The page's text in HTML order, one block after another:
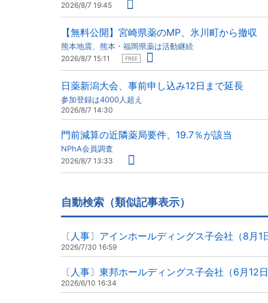
2026/8/7 19:45
【無料公開】宮崎県薬のMP、氷川町から撤収
熊本地震、熊本・福岡県薬は活動継続
2026/8/7 15:11 FREE
日薬新潟大会、事前申し込み12日まで延長
参加登録は4000人超え
2026/8/7 14:30
門前減算の近隣薬局要件、19.7％が該当
NPhA会員調査
2026/8/7 13:33
自動検索（類似記事表示）
〔人事〕アインホールディングス子会社（8月1
2026/7/30 16:59
〔人事〕東邦ホールディングス子会社（6月12日
2026/6/10 16:34